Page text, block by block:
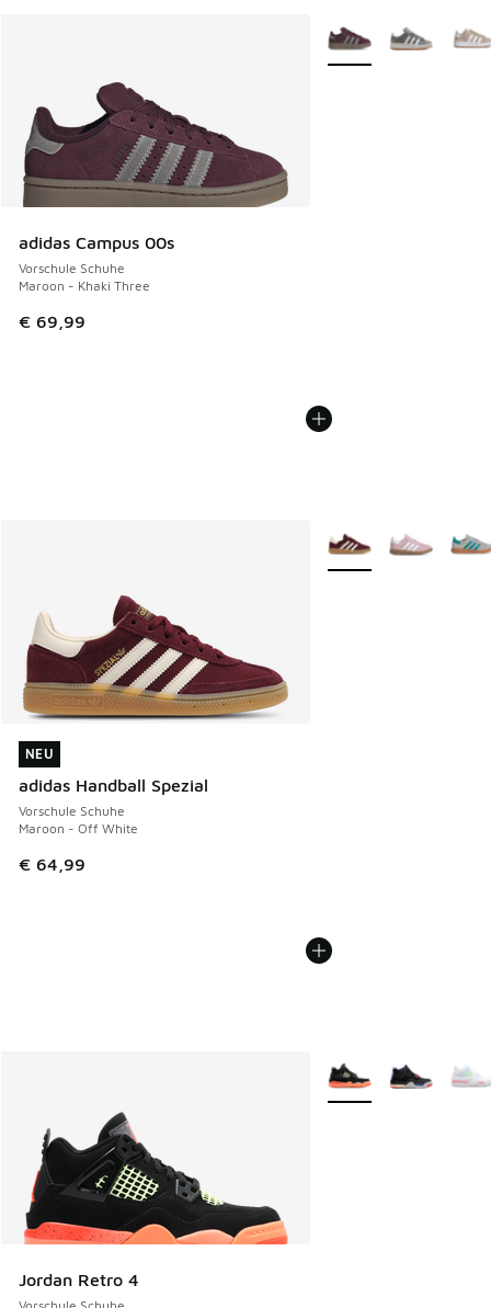
adidas Campus 00s
Vorschule Schuhe
Maroon - Khaki Three
€ 69,99
Weitere Farben
NEU
adidas Handball Spezial
Vorschule Schuhe
Maroon - Off White
€ 64,99
NEU
Weitere Farben
Jordan Retro 4
Weitere Farben